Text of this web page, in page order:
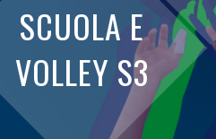
SCUOLA E
VOLLEY S3